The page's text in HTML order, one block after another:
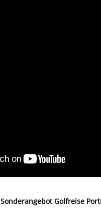
Sonderangebot Golfreise